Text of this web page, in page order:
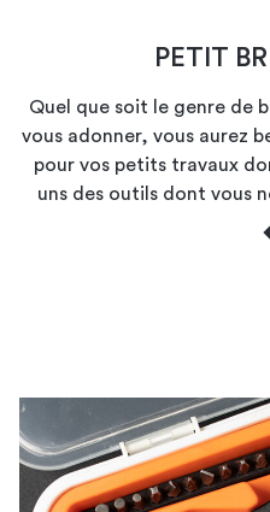
PETIT
Quel que soit le genre de
vous adonner, vous aurez
pour vos petits travaux
uns des outils dont vous